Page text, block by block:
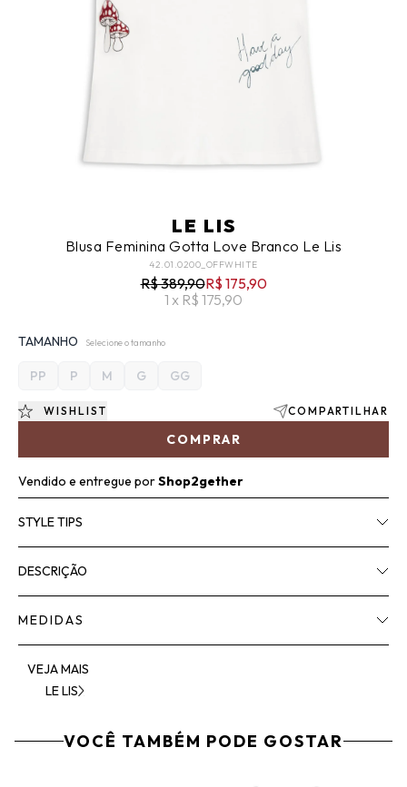
LE LIS
Blusa Feminina Gotta Love Branco Le Lis
42.01.0200_OFFWHITE
R$ 389,90R$ 175,90
1 x R$ 175,90
TAMANHO Selecione o tamanho
PP P M G GG
COMPRAR
WISHLIST COMPARTILHAR
Vendido e entregue porShop2gether
STYLE TIPS
DESCRIÇÃO
MEDIDAS
VEJA MAIS
LE LIS
VOCÊ TAMBÉM PODE GOSTAR